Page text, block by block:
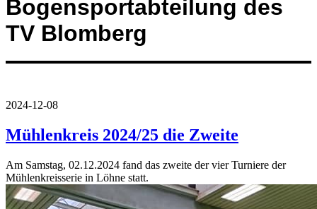
Bogensportabteilung des
TV Blomberg
2024-12-08
Mühlenkreis 2024/25 die Zweite
Am Samstag, 02.12.2024 fand das zweite der vier Turniere der
Mühlenkreisserie in Löhne statt.